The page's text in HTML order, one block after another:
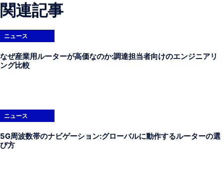
関連記事
ニュース
なぜ産業用ルーターが高価なのか:調達担当者向けのエンジニアリ
ング比較
ニュース
5G周波数帯のナビゲーション:グローバルに動作するルーターの選
び方